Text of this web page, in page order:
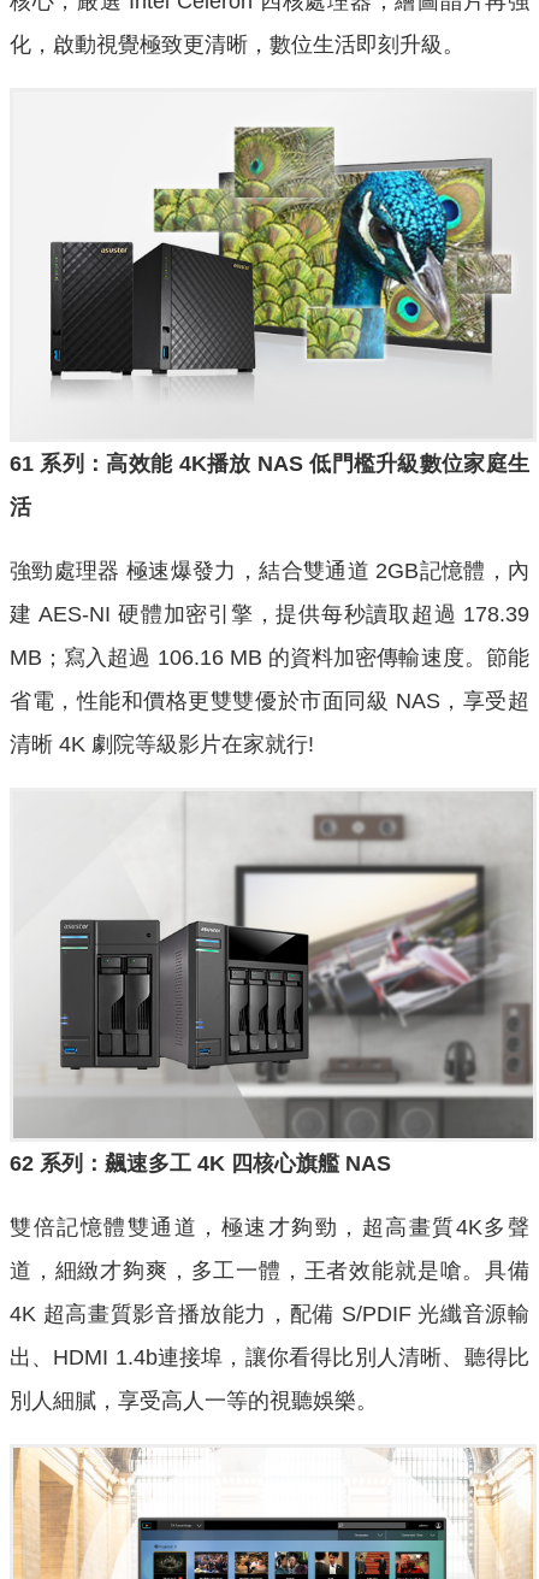
化，啟動視覺極致更清晰，數位生活即刻升級。
61 系列：高效能4K播放 NAS低門檻升級數位家庭生
活
強勁處理器 極速爆發力，結合雙通道 2GB記憶體，內
建 AES-NI 硬體加密引擎，提供每秒讀取超過 178.39
MB；寫入超過 106.16 MB 的資料加密傳輸速度。節能
省電，性能和價格更雙雙優於市面同級 NAS，享受超
清晰 4K 劇院等級影片在家就行!
62 系列：飆速多工 4K 四核心旗艦NAS
雙倍記憶體雙通道，極速才夠勁，超高畫質4K多聲
道，細緻才夠爽，多工一體，王者效能就是嗆。具備
4K 超高畫質影音播放能力，配備 S/PDIF 光纖音源輸
出、HDMI 1.4b連接埠，讓你看得比別人清晰、聽得比
別人細膩，享受高人一等的視聽娛樂。